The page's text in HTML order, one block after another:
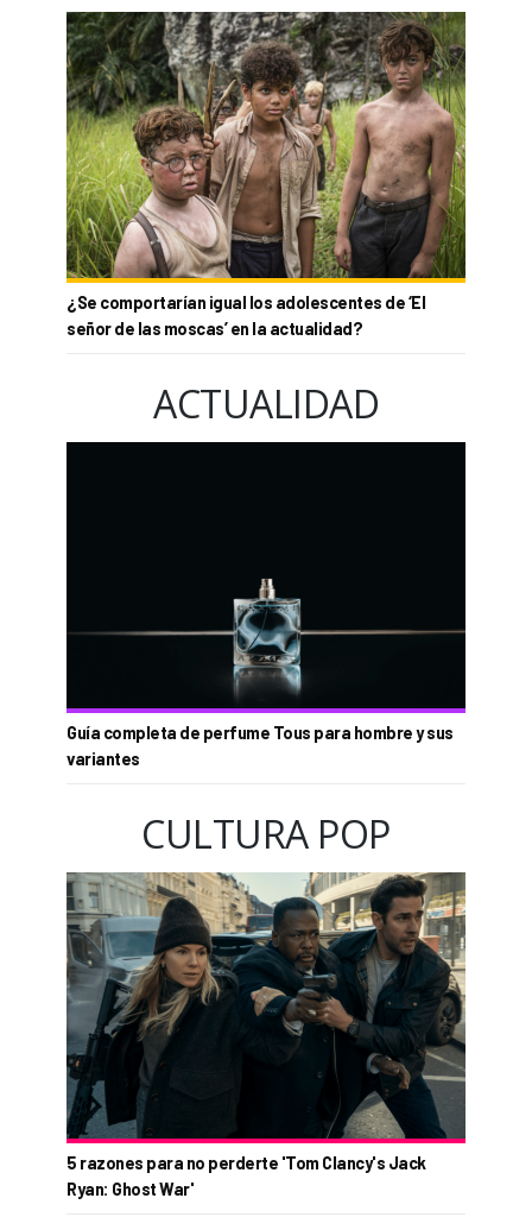
¿Se comportarían igual los adolescentes de ‘El
señor de las moscas’ en la actualidad?
ACTUALIDAD
Guía completa de perfume Tous para hombre y sus
variantes
CULTURA POP
5 razones para no perderte 'Tom Clancy's Jack
Ryan: Ghost War'